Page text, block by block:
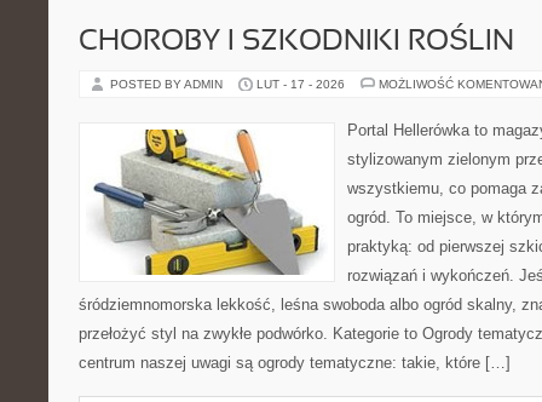
CHOROBY I SZKODNIKI ROŚLIN
POSTED BY ADMIN LUT - 17 - 2026 MOŻLIWOŚĆ
Portal Hellerówka to
stylizowanym zielonym
wszystkiemu, co pomaga
ogród. To miejsce, w
praktyką: od pierwszej
rozwiązań i wykończeń.
śródziemnomorska lekkość, leśna swoboda albo ogród skalny,
przełożyć styl na zwykłe podwórko. Kategorie to Ogrody
centrum naszej uwagi są ogrody tematyczne: takie, które […]